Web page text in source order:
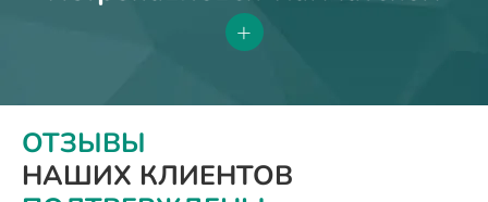
+
ОТЗЫВЫ
НАШИХ КЛИЕНТОВ